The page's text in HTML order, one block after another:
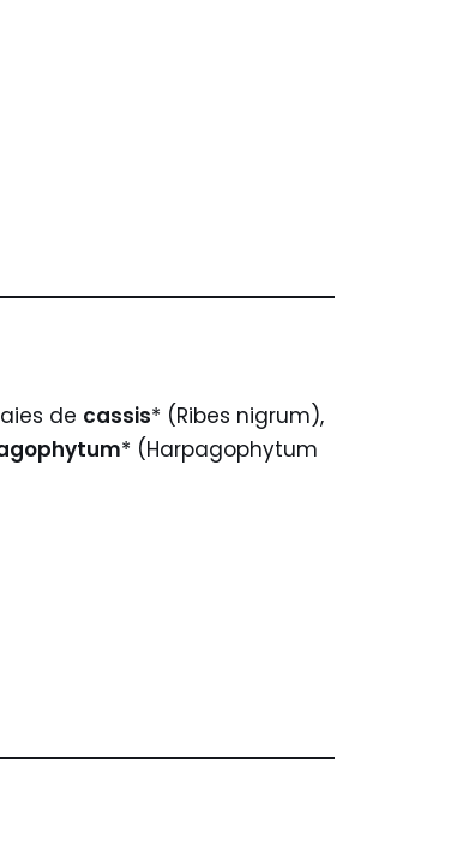
de cassis* (Ribes nigrum),
* (Harpagophytum